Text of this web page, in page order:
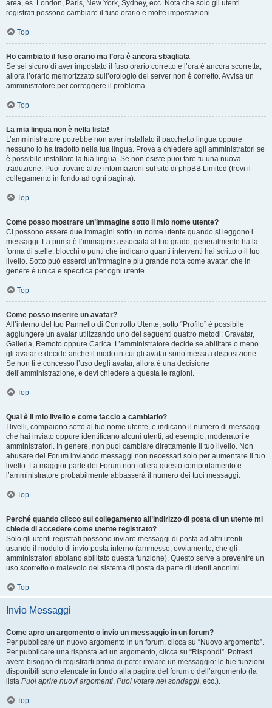
area, es. London, Paris, New York, Sydney, ecc. Nota che solo gli utenti
registrati possono cambiare il fuso orario e molte impostazioni.
Top
Ho cambiato il fuso orario ma l’ora è ancora sbagliata
Se sei sicuro di aver impostato il fuso orario corretto e l’ora è ancora scorretta,
allora l’orario memorizzato sull’orologio del server non è corretto. Avvisa un
amministratore per correggere il problema.
Top
La mia lingua non è nella lista!
L’amministratore potrebbe non aver installato il pacchetto lingua oppure
nessuno lo ha tradotto nella tua lingua. Prova a chiedere agli amministratori se
è possibile installare la tua lingua. Se non esiste puoi fare tu una nuova
traduzione. Puoi trovare altre informazioni sul sito di phpBB Limited (trovi il
collegamento in fondo ad ogni pagina).
Top
Come posso mostrare un’immagine sotto il mio nome utente?
Ci possono essere due immagini sotto un nome utente quando si leggono i
messaggi. La prima è l’immagine associata al tuo grado, generalmente ha la
forma di stelle, blocchi o punti che indicano quanti interventi hai scritto o il tuo
livello. Sotto può esserci un’immagine più grande nota come avatar, che in
genere è unica e specifica per ogni utente.
Top
Come posso inserire un avatar?
All’interno del tuo Pannello di Controllo Utente, sotto “Profilo” è possibile
aggiungere un avatar utilizzando uno dei seguenti quattro metodi: Gravatar,
Galleria, Remoto oppure Carica. L’amministratore decide se abilitare o meno
gli avatar e decide anche il modo in cui gli avatar sono messi a disposizione.
Se non ti è concesso l’uso degli avatar, allora è una decisione
dell’amministrazione, e devi chiedere a questa le ragioni.
Top
Qual è il mio livello e come faccio a cambiarlo?
I livelli, compaiono sotto al tuo nome utente, e indicano il numero di messaggi
che hai inviato oppure identificano alcuni utenti, ad esempio, moderatori e
amministratori. In genere, non puoi cambiare direttamente il tuo livello. Non
abusare del Forum inviando messaggi non necessari solo per aumentare il tuo
livello. La maggior parte dei Forum non tollera questo comportamento e
l’amministratore probabilmente abbasserà il numero dei tuoi messaggi.
Top
Perché quando clicco sul collegamento all’indirizzo di posta di un utente mi
chiede di accedere come utente registrato?
Solo gli utenti registrati possono inviare messaggi di posta ad altri utenti
usando il modulo di invio posta interno (ammesso, ovviamente, che gli
amministratori abbiano abilitato questa funzione). Questo serve a prevenire un
uso scorretto o malevolo del sistema di posta da parte di utenti anonimi.
Top
Invio Messaggi
Come apro un argomento o invio un messaggio in un forum?
Per pubblicare un nuovo argomento in un forum, clicca su “Nuovo argomento”.
Per pubblicare una risposta ad un argomento, clicca su “Rispondi”. Potresti
avere bisogno di registrarti prima di poter inviare un messaggio: le tue funzioni
disponibili sono elencate in fondo alla pagina del forum o dell’argomento (la
lista Puoi aprire nuovi argomenti, Puoi votare nei sondaggi, ecc.).
Top